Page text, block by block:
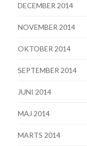
DECEMBER 2014
NOVEMBER 2014
OKTOBER 2014
SEPTEMBER 2014
JUNI 2014
MAJ 2014
MARTS 2014